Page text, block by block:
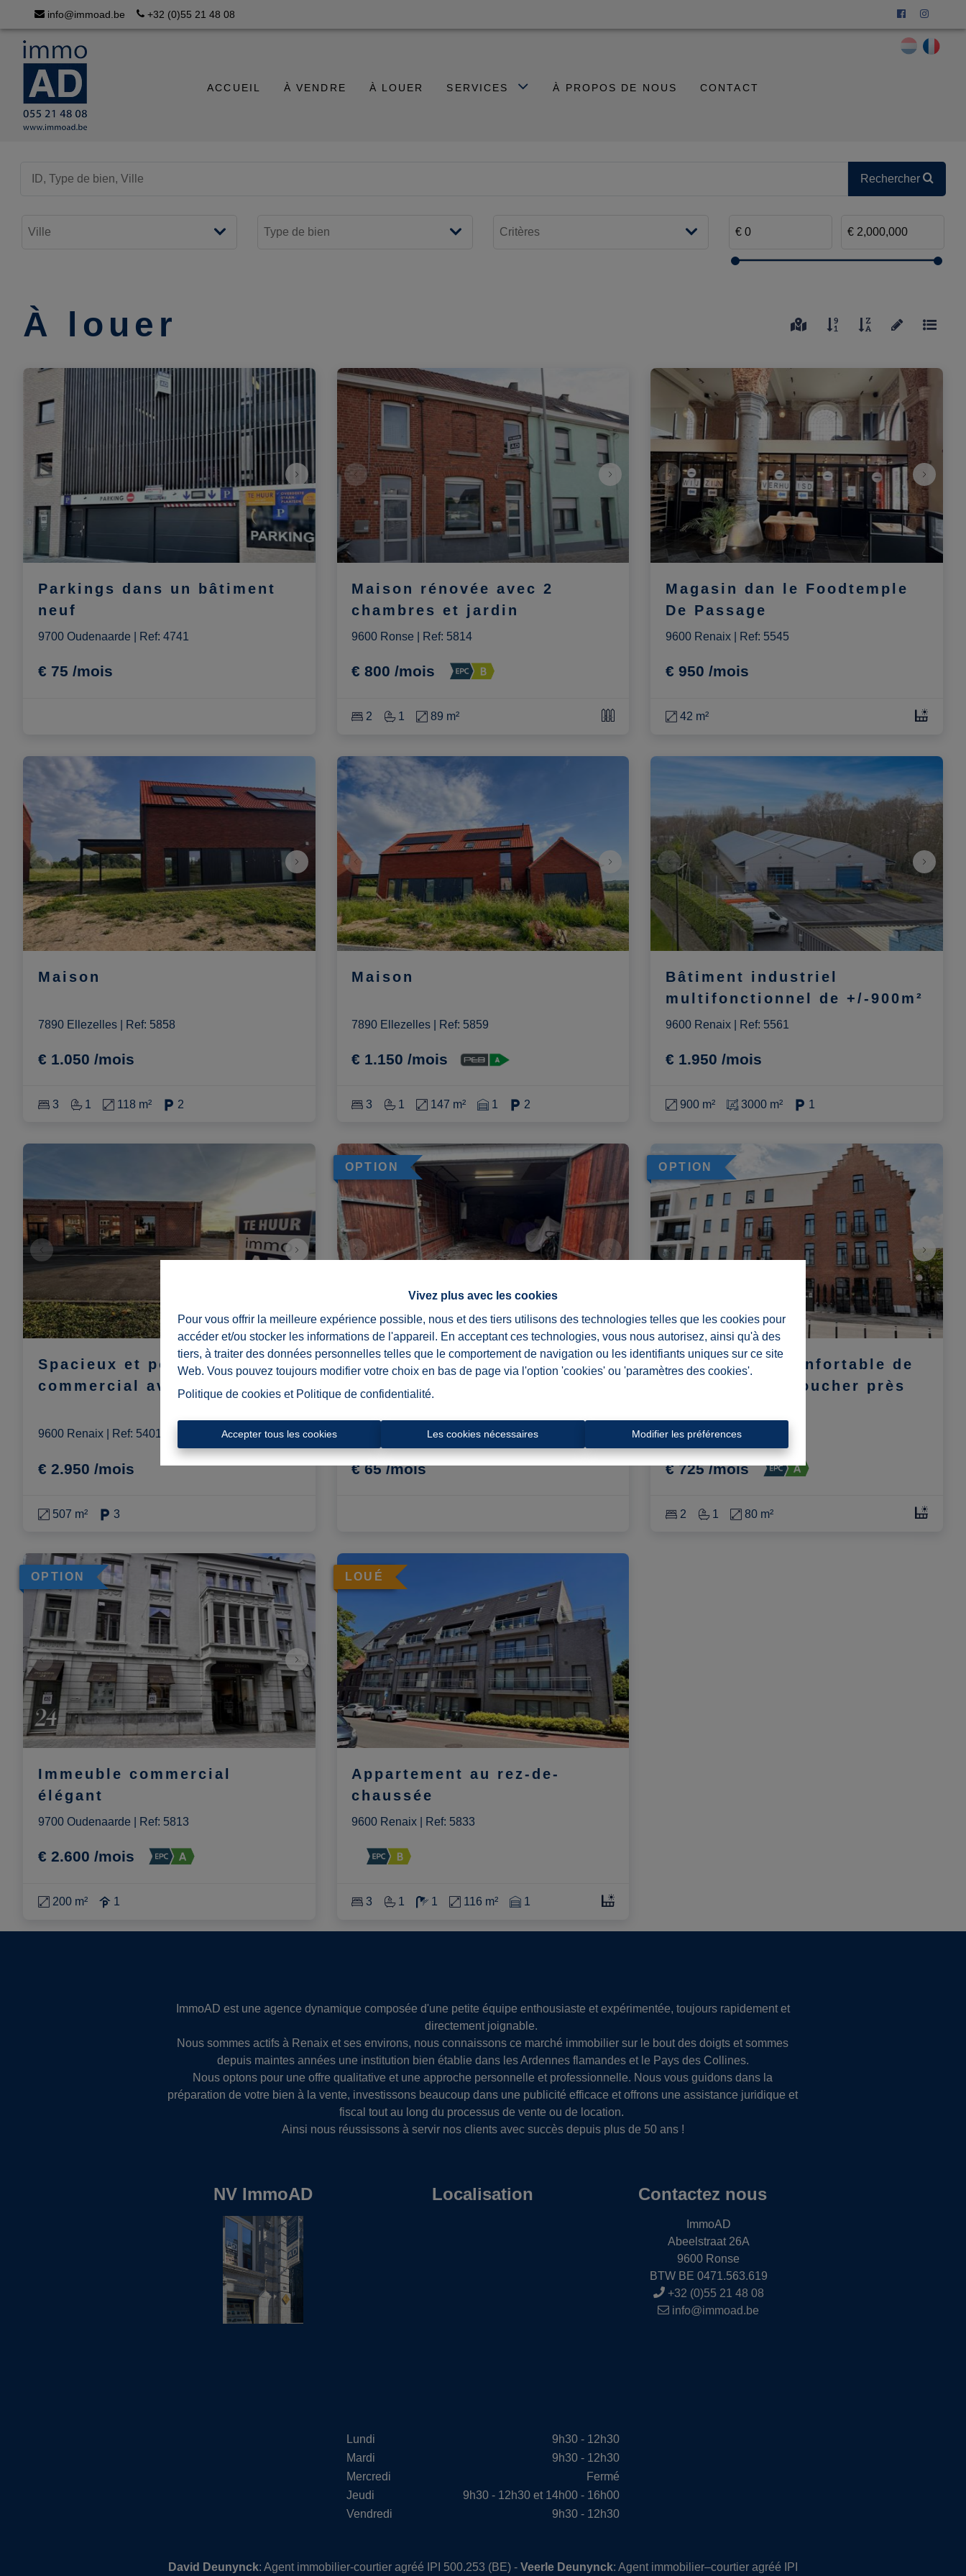
Vivez plus avec les cookies
Pour vous offrir la meilleure expérience possible, nous et des tiers utilisons des technologies telles que les cookies pour
accéder et/ou stocker les informations de l'appareil. En acceptant ces technologies, vous nous autorisez, ainsi qu'à des
tiers, à traiter des données personnelles telles que le comportement de navigation ou les identifiants uniques sur ce site
Web. Vous pouvez toujours modifier votre choix en bas de page via l'option 'cookies' ou 'paramètres des cookies'.
Politique de cookies et Politique de confidentialité.
Accepter tous les cookies Les cookies nécessaires Modifier les préférences
info@immoad.be +32 (0)55 21 48 08
ACCUEIL À VENDRE À LOUER SERVICES À PROPOS DE NOUS CONTACT
Rechercher
À louer
Parkings dans un bâtiment
neuf
9700 Oudenaarde Ref: 4741
€ 75 /mois
Maison rénovée avec 2
chambres et jardin
9600 Ronse Ref: 5814
€ 800 /mois
2 1 89 m²
Magasin dan le Foodtemple
De Passage
9600 Renaix Ref: 5545
€ 950 /mois
42 m²
Maison
7890 Ellezelles Ref: 5858
€ 1.050 /mois
3 1 118 m² 2
Maison
7890 Ellezelles Ref: 5859
€ 1.150 /mois
3 1 147 m² 1 2
Bâtiment industriel
multifonctionnel de +/-900m²
9600 Renaix Ref: 5561
€ 1.950 /mois
900 m² 3000 m² 1
Spacieux et polyvalent local
commercial avec parking
9600 Renaix Ref: 5401
€ 2.950 /mois
507 m² 3
OPTION
Garage-Cave
Ref : 5750
€ 65 /mois
OPTION
Appartement confortable de
2 chambres à coucher près
9600 Renaix | Ref
€ 725 /mois
2 1 80 m²
OPTION
Immeuble commercial
élégant
9700 Oudenaarde Ref: 5813
€ 2.600 /mois
200 m² 1
LOUÉ
Appartement au rez-de-
chaussée
9600 Renaix Ref: 5833
3 1 1 116 m² 1
ImmoAD est une agence dynamique composée d'une petite équipe enthousiaste et expérimentée, toujours rapidement et
directement joignable.
Nous sommes actifs à Renaix et ses environs, nous connaissons ce marché immobilier sur le bout des doigts et sommes
depuis maintes années une institution bien établie dans les Ardennes flamandes et le Pays des Collines.
Nous optons pour une offre qualitative et une approche personnelle et professionnelle. Nous vous guidons dans la
préparation de votre bien à la vente, investissons beaucoup dans une publicité efficace et offrons une assistance juridique et
fiscal tout au long du processus de vente ou de location.
Ainsi nous réussissons à servir nos clients avec succès depuis plus de 50 ans !
NV ImmoAD Localisation Contactez nous
ImmoAD
Abeelstraat 26A
9600 Ronse
BTW BE 0471.563.619
+32 (0)55 21 48 08
info@immoad.be
Lundi
9h30 - 12h30
Mardi
9h30 - 12h30
Mercredi
Fermé
Jeudi
9h30 - 12h30 et 14h00 - 16h00
Vendredi
9h30 - 12h30
David Deunynck: Agent immobilier-courtier agréé IPI 500.253 (BE) - Veerle Deunynck: Agent immobilier–courtier agréé IPI